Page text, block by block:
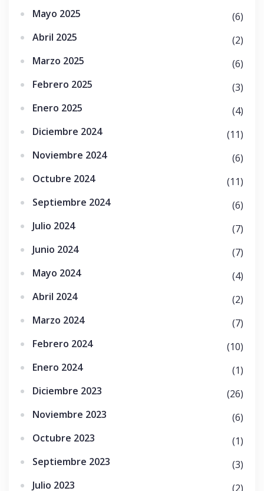
Mayo 2025
(6)
Abril 2025
(2)
Marzo 2025
(6)
Febrero 2025
(3)
Enero 2025
(4)
Diciembre 2024
(11)
Noviembre 2024
(6)
Octubre 2024
(11)
Septiembre 2024
(6)
Julio 2024
(7)
Junio 2024
(7)
Mayo 2024
(4)
Abril 2024
(2)
Marzo 2024
(7)
Febrero 2024
(10)
Enero 2024
(1)
Diciembre 2023
(26)
Noviembre 2023
(6)
Octubre 2023
(1)
Septiembre 2023
(3)
Julio 2023
(2)